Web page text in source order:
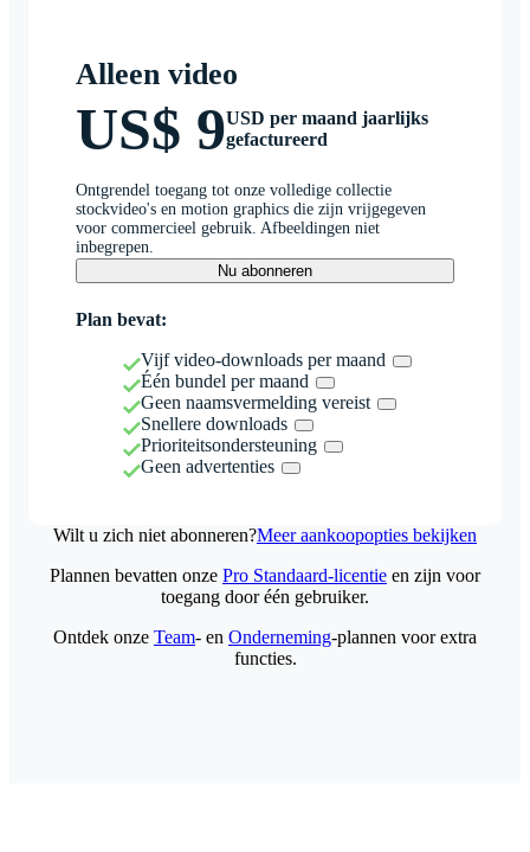
Alleen video
US$ 9USD per maand jaarlijks
gefactureerd
Ontgrendel toegang tot onze volledige collectie
stockvideo's en motion graphics die zijn vrijgegeven
voor commercieel gebruik. Afbeeldingen niet
inbegrepen.
Nu abonneren
Plan bevat:
Vijf video-downloads per maand
Één bundel per maand
Geen naamsvermelding vereist
Snellere downloads
Prioriteitsondersteuning
Geen advertenties
Wilt u zich niet abonneren?Meer aankoopopties bekijken
Plannen bevatten onze Pro Standaard-licentie en zijn voor
toegang door één gebruiker.
Ontdek onze Team- en Onderneming-plannen voor extra
functies.